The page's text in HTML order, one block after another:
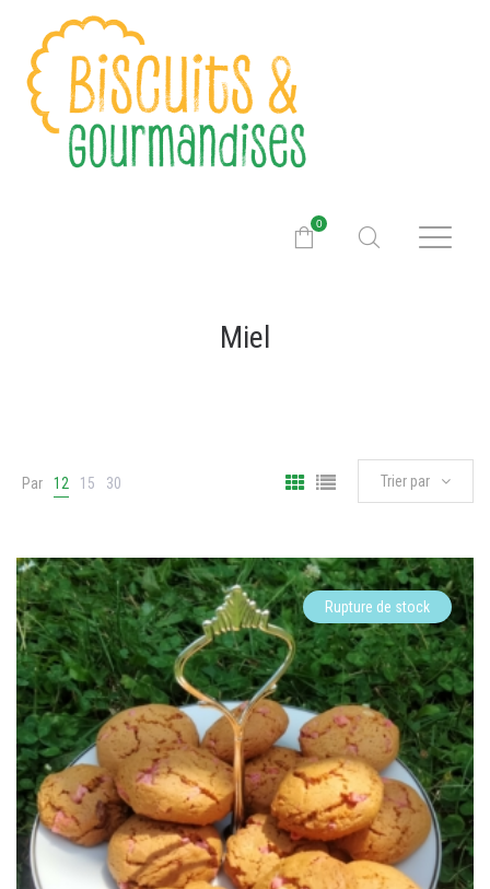
0
Miel
Par 12 15 30 Trier par
Rupture de stock